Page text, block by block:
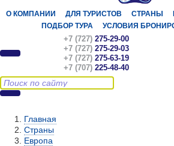
О КОМПАНИИ ДЛЯ ТУРИСТОВ СТРАНЫ
ПОДБОР ТУРА
УСЛОВИЯ
+7 (727) 275-29-00
+7 (727) 275-29-03
+7 (727) 275-63-19
+7 (707) 225-48-40
Главная
Страны
Европа